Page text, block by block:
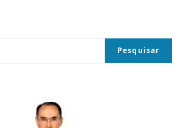
Pesquisar